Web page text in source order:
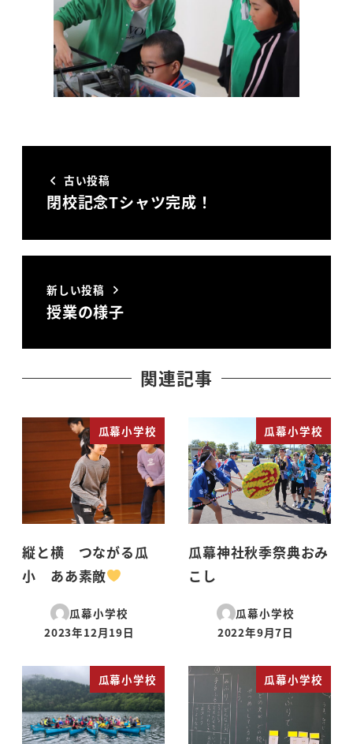
古い投稿
閉校記念Tシャツ完成！
新しい投稿
授業の様子
関連記事
瓜幕小学校
縦と横 つながる瓜
小 ああ素敵
瓜幕小学校
投稿日
2023年12月19日
瓜幕小学校
瓜幕神社秋季祭典おみ
こし
瓜幕小学校
投稿日
2022年9月7日
瓜幕小学校 瓜幕小学校